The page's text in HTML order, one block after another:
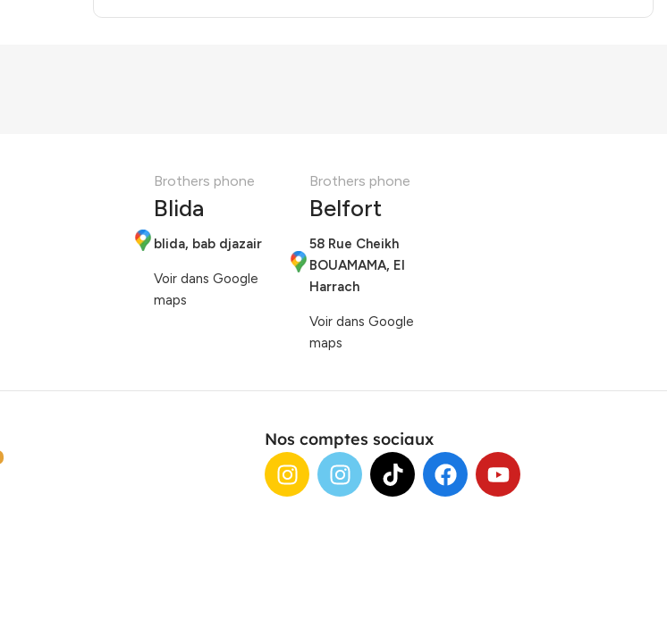
Brothers phone
Blida
blida, bab djazair
Voir dans Google
maps
Brothers phone
Belfort
58 Rue Cheikh
BOUAMAMA, El
Harrach
Voir dans Google
maps
Nos comptes sociaux